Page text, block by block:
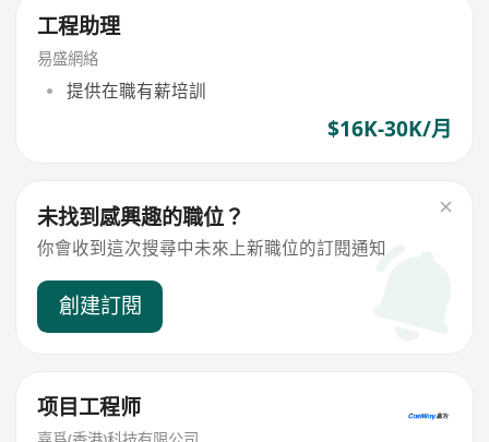
工程助理
易盛網絡
提供在職有薪培訓
$16K-30K/月
未找到感興趣的職位？
你會收到這次搜尋中未來上新職位的訂閱通知
創建訂閱
项目工程师